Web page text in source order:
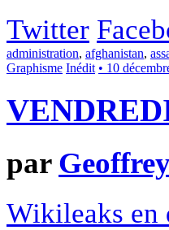
Twitter
administration, afghanistan,
Graphisme Inédit • 10
par
Wikileaks en